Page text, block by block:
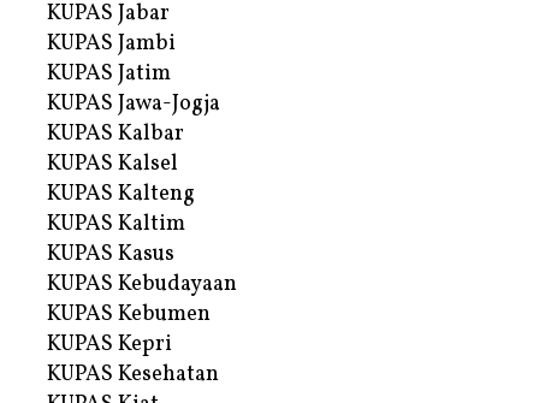
KUPAS Jabar
KUPAS Jambi
KUPAS Jatim
KUPAS Jawa-Jogja
KUPAS Kalbar
KUPAS Kalsel
KUPAS Kalteng
KUPAS Kaltim
KUPAS Kasus
KUPAS Kebudayaan
KUPAS Kebumen
KUPAS Kepri
KUPAS Kesehatan